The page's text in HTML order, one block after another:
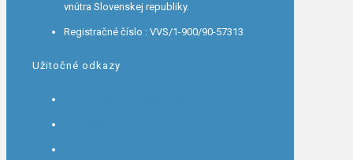
vnútra Slovenskej republiky.
Registračné číslo : VVS/1-900/90-57313
Užitočné odkazy